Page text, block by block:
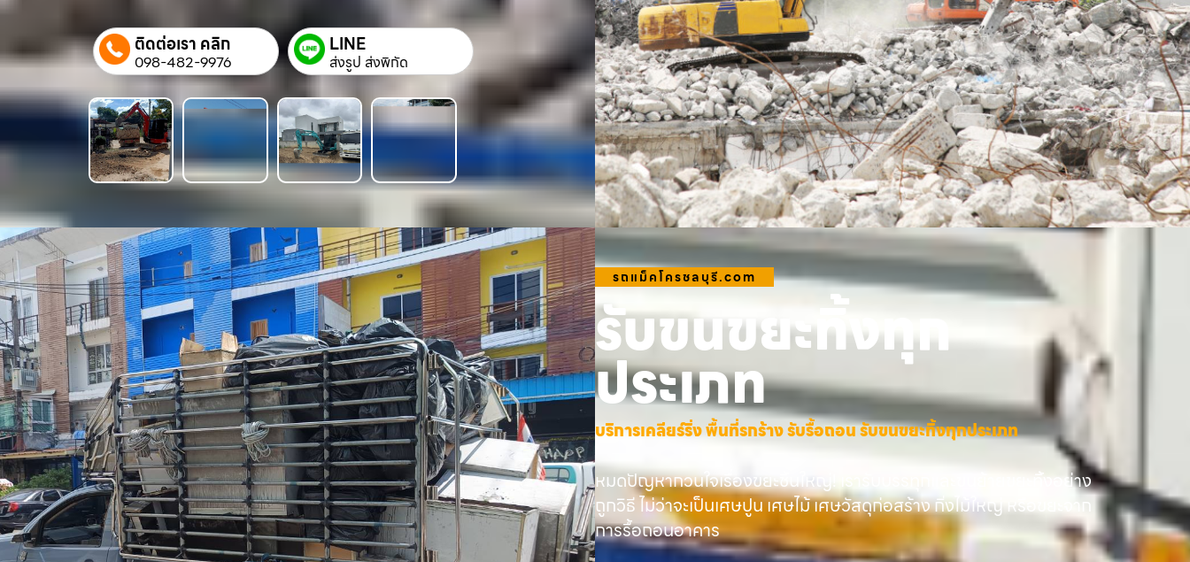
ติดต่อเรา คลิก
098-482-9976
LINE
ส่งรูป ส่งพิกัด
รถแม็คโครชลบุรี.com
รับขนขยะทิ้งทุก
ประเภท
บริการเคลียร์ริ่ง พื้นที่รกร้าง รับรื้อถอน รับขนขยะทิ้งทุกประเภท
หมดปัญหากวนใจเรื่องขยะชิ้นใหญ่! เรารับบรรทุกและขนย้ายขยะทิ้งอย่าง
ถูกวิธี ไม่ว่าจะเป็นเศษปูน เศษไม้ เศษวัสดุก่อสร้าง กิ่งไม้ใหญ่ หรือขยะจาก
การรื้อถอนอาคาร